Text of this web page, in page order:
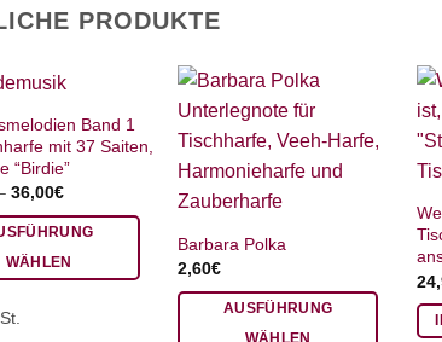
PRODUKTE
Band 1
mit 37 Saiten,
“Birdie”
36,00€
WÄHLEN
Barbara Polka
2,60€
AUSFÜHRUNG
WÄHLEN